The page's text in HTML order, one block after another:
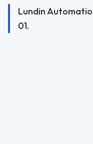
Lundin
01.